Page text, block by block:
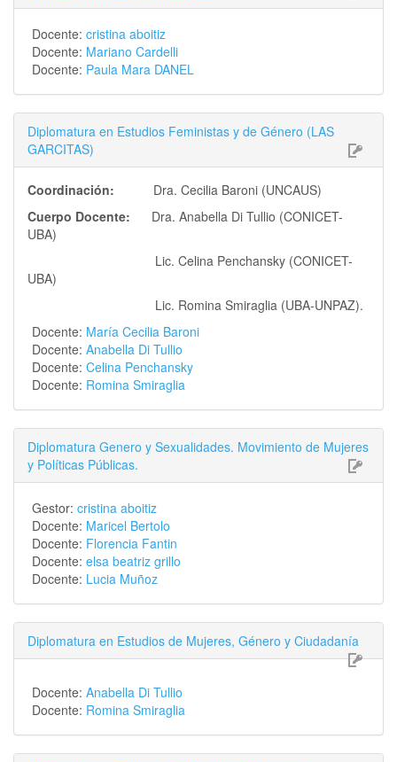
Docente: cristina aboitiz
Docente: Mariano Cardelli
Docente: Paula Mara DANEL
Diplomatura en Estudios Feministas y de Género (LAS
GARCITAS)
Coordinación: Dra. Cecilia Baroni (UNCAUS)
Cuerpo Docente:
Dra. Anabella Di Tullio (CONICET-
UBA)
Lic. Celina Penchansky (CONICET-
UBA)
Lic. Romina Smiraglia (UBA-UNPAZ).
Docente: María Cecilia Baroni
Docente: Anabella Di Tullio
Docente: Celina Penchansky
Docente: Romina Smiraglia
Diplomatura Genero y Sexualidades. Movimiento de Mujeres
y Políticas Públicas.
Gestor: cristina aboitiz
Docente: Maricel Bertolo
Docente: Florencia Fantin
Docente: elsa beatriz grillo
Docente: Lucia Muñoz
Diplomatura en Estudios de Mujeres, Género y Ciudadanía
Docente: Anabella Di Tullio
Docente: Romina Smiraglia